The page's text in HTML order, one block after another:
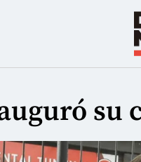
su